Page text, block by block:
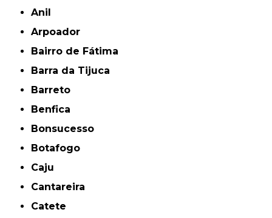
Anil
Arpoador
Bairro de Fátima
Barra da Tijuca
Barreto
Benfica
Bonsucesso
Botafogo
Caju
Cantareira
Catete